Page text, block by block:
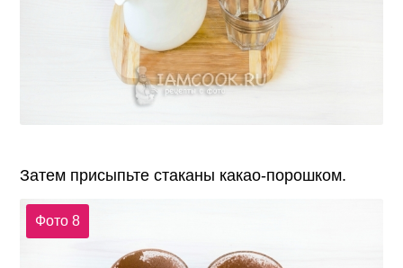
Затем присыпьте стаканы какао-порошком.
Фото 8